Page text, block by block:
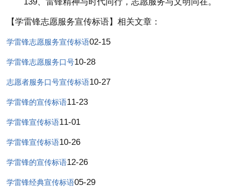
139、雷锋精神与时代同行，志愿服务与文明同在。
【学雷锋志愿服务宣传标语】相关文章：
学雷锋志愿服务宣传标语02-15
学雷锋志愿服务口号10-28
志愿者服务口号宣传标语10-27
学雷锋的宣传标语11-23
学雷锋宣传标语11-01
学雷锋宣传标语10-26
学雷锋的宣传标语12-26
学雷锋经典宣传标语05-29